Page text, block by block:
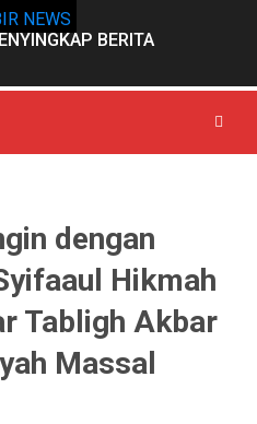
BERITA
dengan
Hikmah
Tabligh Akbar
Massal